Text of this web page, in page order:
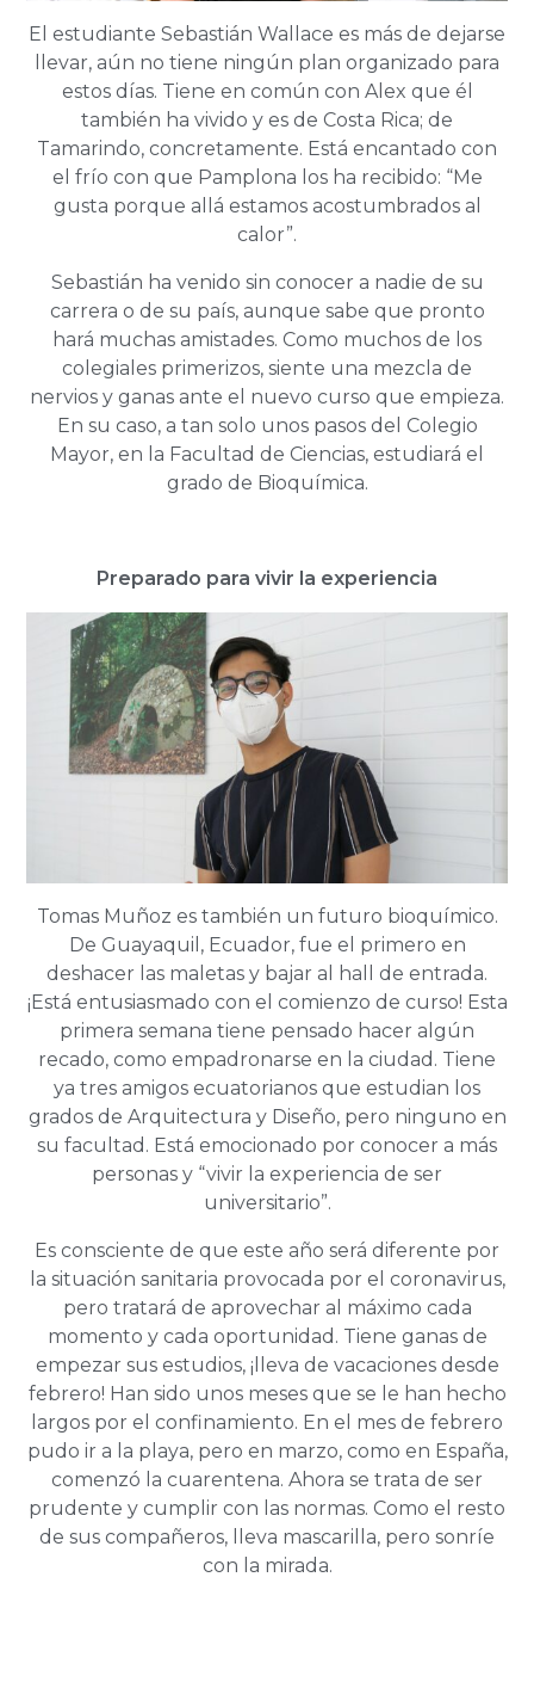
El estudiante Sebastián Wallace es más de dejarse
llevar, aún no tiene ningún plan organizado para
estos días. Tiene en común con Alex que él
también ha vivido y es de Costa Rica; de
Tamarindo, concretamente. Está encantado con
el frío con que Pamplona los ha recibido: “Me
gusta porque allá estamos acostumbrados al
calor”.
Sebastián ha venido sin conocer a nadie de su
carrera o de su país, aunque sabe que pronto
hará muchas amistades. Como muchos de los
colegiales primerizos, siente una mezcla de
nervios y ganas ante el nuevo curso que empieza.
En su caso, a tan solo unos pasos del Colegio
Mayor, en la Facultad de Ciencias, estudiará el
grado de Bioquímica.
Preparado para vivir la experiencia
Tomas Muñoz es también un futuro bioquímico.
De Guayaquil, Ecuador, fue el primero en
deshacer las maletas y bajar al hall de entrada.
¡Está entusiasmado con el comienzo de curso! Esta
primera semana tiene pensado hacer algún
recado, como empadronarse en la ciudad. Tiene
ya tres amigos ecuatorianos que estudian los
grados de Arquitectura y Diseño, pero ninguno en
su facultad. Está emocionado por conocer a más
personas y “vivir la experiencia de ser
universitario”.
Es consciente de que este año será diferente por
la situación sanitaria provocada por el coronavirus,
pero tratará de aprovechar al máximo cada
momento y cada oportunidad. Tiene ganas de
empezar sus estudios, ¡lleva de vacaciones desde
febrero! Han sido unos meses que se le han hecho
largos por el confinamiento. En el mes de febrero
pudo ir a la playa, pero en marzo, como en España,
comenzó la cuarentena. Ahora se trata de ser
prudente y cumplir con las normas. Como el resto
de sus compañeros, lleva mascarilla, pero sonríe
con la mirada.